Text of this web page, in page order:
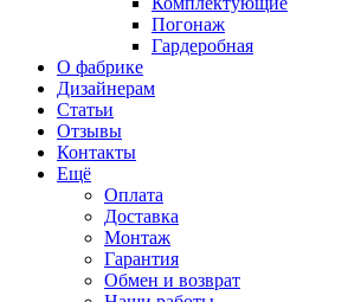
Погонаж
Гардеробная
О фабрике
Дизайнерам
Статьи
Отзывы
Контакты
Ещё
Оплата
Доставка
Монтаж
Гарантия
Обмен и возврат